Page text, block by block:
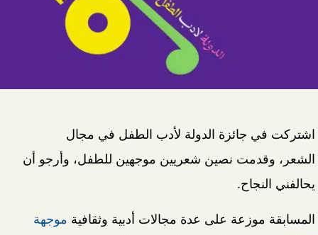
اشتركت في جائزة الدولة لأدب الطفل في مجال
الشعر، وقدمت نصين شعريين موجهين للطفل، وأرجو أن
يحالفني النجاح.
المسابقة موزعة على عدة مجالات أدبية وثقافية موجهة